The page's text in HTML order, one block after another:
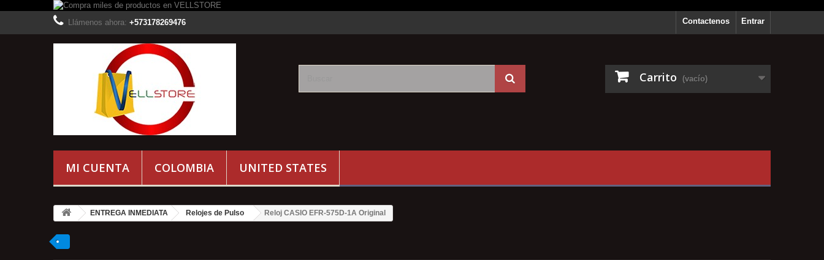
Entrar
Contactenos
Llámenos ahora: +573178269476
Carrito (vacío)
MI CUENTA COLOMBIA UNITED STATES
ENTREGA INMEDIATA Relojes de Pulso Reloj CASIO EFR-575D-1A Original